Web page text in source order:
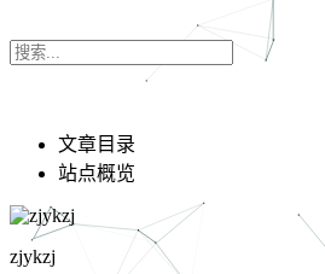
文章目录
站点概览
zjykzj